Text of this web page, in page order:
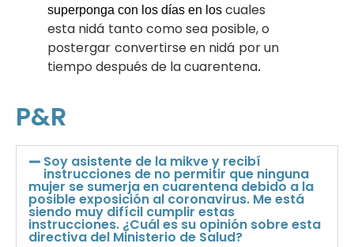
superponga con los días en los cuales
esta nidá tanto como sea posible, o
postergar convertirse en nidá por un
tiempo después de la cuarentena.
P&R
Soy asistente de la mikve y recibí
instrucciones de no permitir que ninguna
mujer se sumerja en cuarentena debido a la
posible exposición al coronavirus. Me está
siendo muy difícil cumplir estas
instrucciones. ¿Cuál es su opinión sobre esta
directiva del Ministerio de Salud?